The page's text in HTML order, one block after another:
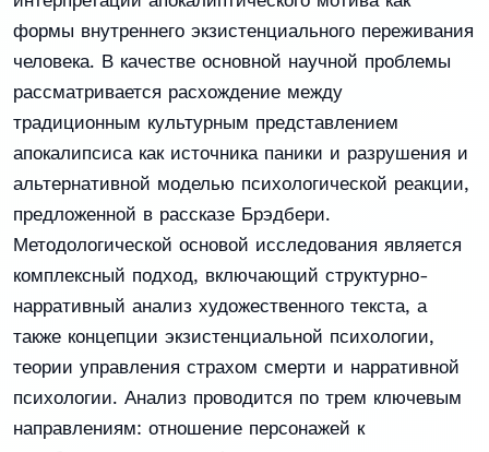
формы внутреннего экзистенциального переживания
человека. В качестве основной научной проблемы
рассматривается расхождение между
традиционным культурным представлением
апокалипсиса как источника паники и разрушения и
альтернативной моделью психологической реакции,
предложенной в рассказе Брэдбери.
Методологической основой исследования является
комплексный подход, включающий структурно-
нарративный анализ художественного текста, а
также концепции экзистенциальной психологии,
теории управления страхом смерти и нарративной
психологии. Анализ проводится по трем ключевым
направлениям: отношение персонажей к